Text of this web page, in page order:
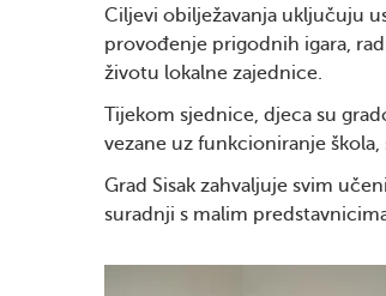
Ciljevi obilježavanja uključuju
provođenje prigodnih igara,
životu lokalne zajednice.
Tijekom sjednice, djeca su
vezane uz funkcioniranje
Grad Sisak zahvaljuje svim
suradnji s malim